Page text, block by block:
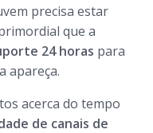
precisa estar
que a
24 horas para
apareça.
acerca do tempo
de canais de